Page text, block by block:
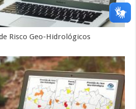
Risco Geo-Hidrológicos